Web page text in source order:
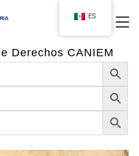
Derechos CANIEM
ES